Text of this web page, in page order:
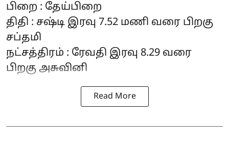
பிறை : தேய்பிறை
திதி : சஷ்டி இரவு 7.52 மணி வரை பிறகு
சப்தமி
நட்சத்திரம் : ரேவதி இரவு 8.29 வரை
பிறகு அசுவினி
Read More